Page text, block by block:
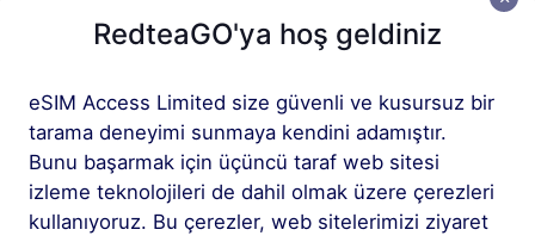
Cihazınızın eSIM
uyumlu ve SIM kilidinin
açık olduğundan emin
olun Uyumluluğu
kontrol edin
RedteaGO'ya hoş geldiniz
eSIM Access Limited size güvenli ve kusursuz bir
tarama deneyimi sunmaya kendini adamıştır.
Bunu başarmak için üçüncü taraf web sitesi
izleme teknolojileri de dahil olmak üzere çerezleri
kullanıyoruz. Bu çerezler, web sitelerimizi ziyaret